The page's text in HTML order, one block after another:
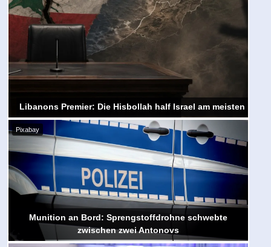
Libanons Premier: Die Hisbollah half Israel am meisten
Pixabay
Munition an Bord: Sprengstoffdrohne schwebte
zwischen zwei Antonovs